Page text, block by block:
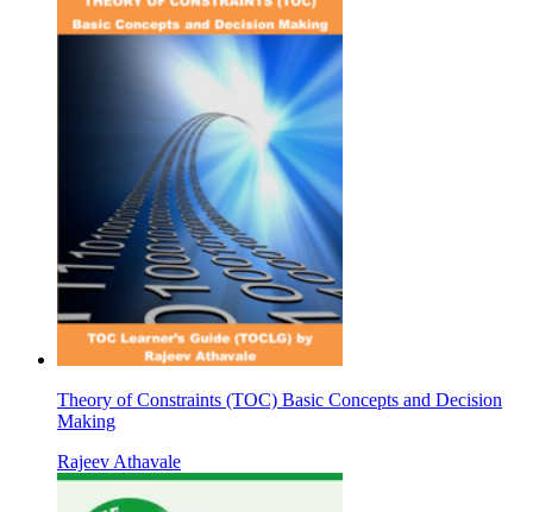
Theory of Constraints (TOC) Basic Concepts and Decision
Making
Rajeev Athavale